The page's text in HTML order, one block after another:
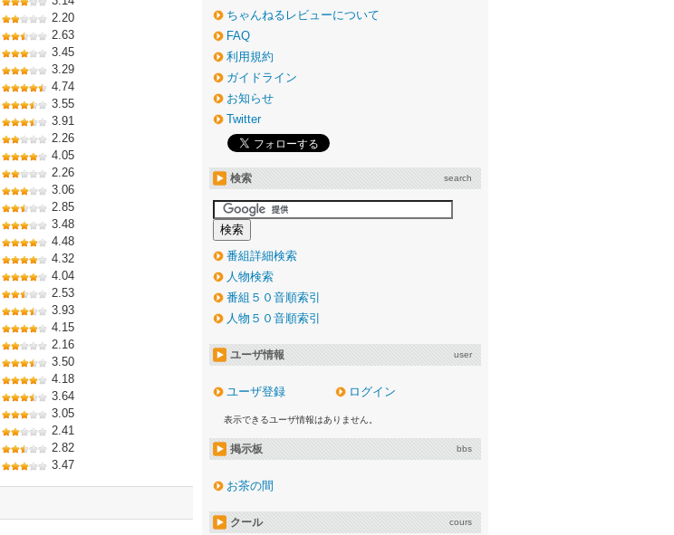
2.20
2.63
3.45
3.29
4.74
3.55
3.91
2.26
4.05
2.26
3.06
2.85
3.48
4.48
4.32
4.04
2.53
3.93
4.15
2.16
3.50
4.18
3.64
3.05
2.41
2.82
3.47
ちゃんねるレビューについて
FAQ
利用規約
ガイドライン
お知らせ
Twitter
検索 search
番組詳細検索
人物検索
番組５０音順索引
人物５０音順索引
ユーザ情報 user
ユーザ登録 ログイン
表示できるユーザ情報はありません。
掲示板 bbs
お茶の間
クール cours